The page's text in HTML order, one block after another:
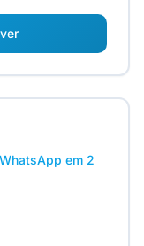
em 2